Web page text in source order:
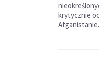
krytycznie
Afganistanie.